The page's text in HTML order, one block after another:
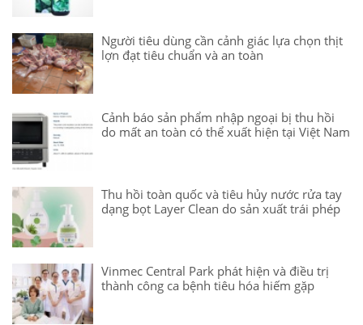
Người tiêu dùng cần cảnh giác lựa chọn thịt
lợn đạt tiêu chuẩn và an toàn
Cảnh báo sản phẩm nhập ngoại bị thu hồi
do mất an toàn có thể xuất hiện tại Việt Nam
Thu hồi toàn quốc và tiêu hủy nước rửa tay
dạng bọt Layer Clean do sản xuất trái phép
Vinmec Central Park phát hiện và điều trị
thành công ca bệnh tiêu hóa hiếm gặp